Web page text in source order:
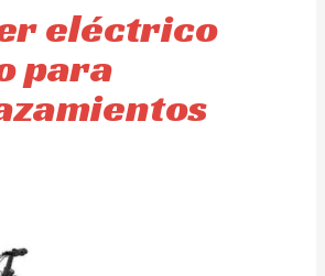
eléctrico
para